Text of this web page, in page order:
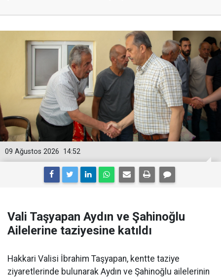
14:52
09 Ağustos 2026
Vali Taşyapan Aydın ve Şahinoğlu
Ailelerine taziyesine katıldı
Hakkari Valisi İbrahim Taşyapan, kentte taziye
ziyaretlerinde bulunarak Aydın ve Şahinoğlu ailelerinin